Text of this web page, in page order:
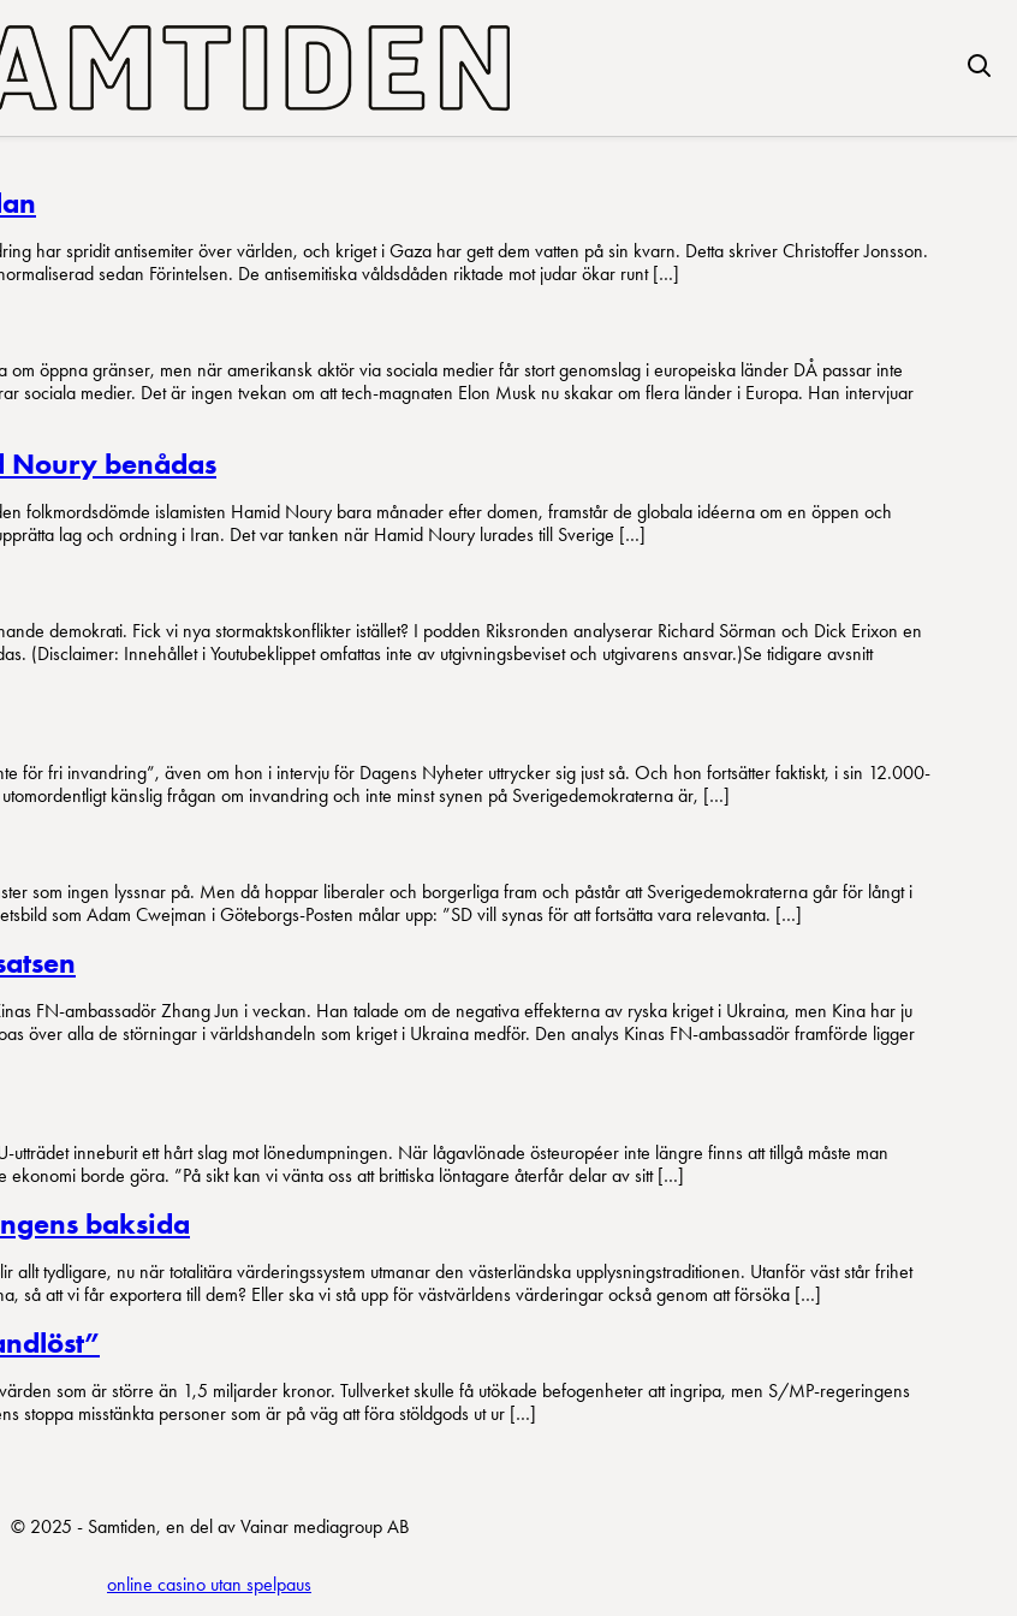
har spridit antisemiter över världen, och kriget i Gaza har gett dem vatten på sin kvarn. Detta skriver Christoffer Jonsson.
sedan Förintelsen. De antisemitiska våldsdåden riktade mot judar ökar runt […]
öppna gränser, men när amerikansk aktör via sociala medier får stort genomslag i europeiska länder DÅ passar inte
sociala medier. Det är ingen tvekan om att tech-magnaten Elon Musk nu skakar om flera länder i Europa. Han intervjuar
Noury benådas
folkmordsdömde islamisten Hamid Noury bara månader efter domen, framstår de globala idéerna om en öppen och
lag och ordning i Iran. Det var tanken när Hamid Noury lurades till Sverige […]
demokrati. Fick vi nya stormaktskonflikter istället? I podden Riksronden analyserar Richard Sörman och Dick Erixon en
(Disclaimer: Innehållet i Youtubeklippet omfattas inte av utgivningsbeviset och utgivarens ansvar.)Se tidigare avsnitt
för fri invandring”, även om hon i intervju för Dagens Nyheter uttrycker sig just så. Och hon fortsätter faktiskt, i sin 12.000-
känslig frågan om invandring och inte minst synen på Sverigedemokraterna är, […]
som ingen lyssnar på. Men då hoppar liberaler och borgerliga fram och påstår att Sverigedemokraterna går för långt i
som Adam Cwejman i Göteborgs-Posten målar upp: ”SD vill synas för att fortsätta vara relevanta. […]
FN-ambassadör Zhang Jun i veckan. Han talade om de negativa effekterna av ryska kriget i Ukraina, men Kina har ju
över alla de störningar i världshandeln som kriget i Ukraina medför. Den analys Kinas FN-ambassadör framförde ligger
inneburit ett hårt slag mot lönedumpningen. När lågavlönade östeuropéer inte längre finns att tillgå måste man
borde göra. ”På sikt kan vi vänta oss att brittiska löntagare återfår delar av sitt […]
baksida
tydligare, nu när totalitära värderingssystem utmanar den västerländska upplysningstraditionen. Utanför väst står frihet
så att vi får exportera till dem? Eller ska vi stå upp för västvärldens värderingar också genom att försöka […]
som är större än 1,5 miljarder kronor. Tullverket skulle få utökade befogenheter att ingripa, men S/MP-regeringens
stoppa misstänkta personer som är på väg att föra stöldgods ut ur […]
© 2025 - Samtiden, en del av Vainar mediagroup AB
online casino utan spelpaus